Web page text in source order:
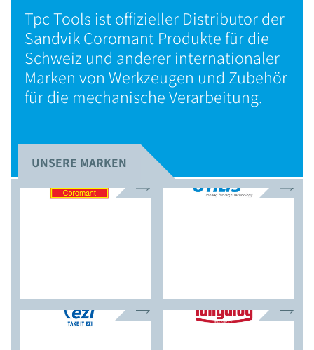
Tpc Tools ist offizieller Distributor der
Sandvik Coromant Produkte für die
Schweiz und anderer internationaler
Marken von Werkzeugen und Zubehör
für die mechanische Verarbeitung.
UNSERE MARKEN